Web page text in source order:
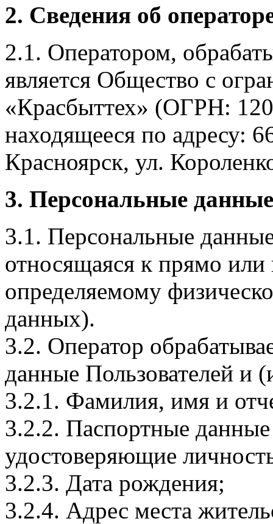
2. Сведения об
2.1. Оператором,
является Общество с
«Красбыттех» (ОГРН:
находящееся по адресу:
Красноярск, ул.
3. Персональные
3.1. Персональные
относящаяся к прямо
определяемому
данных).
3.2. Оператор
данные Пользователей и
3.2.1. Фамилия, имя и
3.2.2. Паспортные
удостоверяющие
3.2.3. Дата рождения;
3.2.4. Адрес места